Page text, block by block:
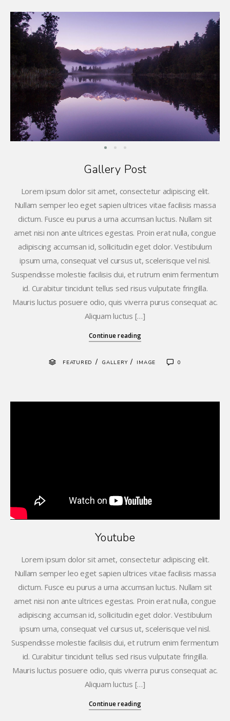
Gallery Post
Lorem ipsum dolor sit amet, consectetur adipiscing elit.
Nullam semper leo eget sapien ultrices vitae facilisis massa
dictum. Fusce eu purus a urna accumsan luctus. Nullam sit
amet nisi non ante ultrices egestas. Proin erat nulla, congue
adipiscing accumsan id, sollicitudin eget dolor. Vestibulum
ipsum urna, consequat vel cursus ut, scelerisque vel nisl.
Suspendisse molestie facilisis dui, et rutrum enim fermentum
id. Curabitur tincidunt tellus sed risus vulputate fringilla.
Mauris luctus posuere odio, quis viverra purus consequat ac.
Aliquam luctus […]
Continue reading
FEATURED / GALLERY/ IMAGE 0
Youtube
Lorem ipsum dolor sit amet, consectetur adipiscing elit.
Nullam semper leo eget sapien ultrices vitae facilisis massa
dictum. Fusce eu purus a urna accumsan luctus. Nullam sit
amet nisi non ante ultrices egestas. Proin erat nulla, congue
adipiscing accumsan id, sollicitudin eget dolor. Vestibulum
ipsum urna, consequat vel cursus ut, scelerisque vel nisl.
Suspendisse molestie facilisis dui, et rutrum enim fermentum
id. Curabitur tincidunt tellus sed risus vulputate fringilla.
Mauris luctus posuere odio, quis viverra purus consequat ac.
Aliquam luctus […]
Continue reading